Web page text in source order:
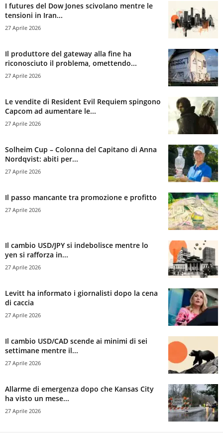
I futures del Dow Jones scivolano mentre le
tensioni in Iran...
27 Aprile 2026
Il produttore del gateway alla fine ha
riconosciuto il problema, omettendo...
27 Aprile 2026
Le vendite di Resident Evil Requiem spingono
Capcom ad aumentare le...
27 Aprile 2026
Solheim Cup – Colonna del Capitano di Anna
Nordqvist: abiti per...
27 Aprile 2026
Il passo mancante tra promozione e profitto
27 Aprile 2026
Il cambio USD/JPY si indebolisce mentre lo
yen si rafforza in...
27 Aprile 2026
Levitt ha informato i giornalisti dopo la cena
di caccia
27 Aprile 2026
Il cambio USD/CAD scende ai minimi di sei
settimane mentre il...
27 Aprile 2026
Allarme di emergenza dopo che Kansas City
ha visto un mese...
27 Aprile 2026